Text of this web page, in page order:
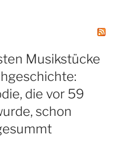
Musikstücke
die vor 59
schon